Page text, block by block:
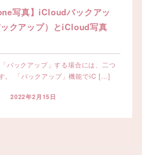
写真】iCloudバックアッ
クアップ）とiCloud写真
バックアップ」する場合には、二つ
。 「バックアップ」機能でiC […]
投稿日
2022年2月15日